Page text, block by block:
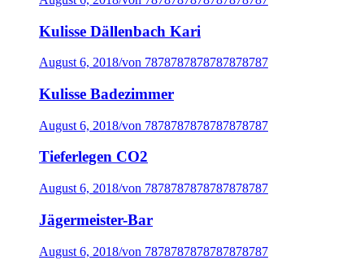
Kulisse Dällenbach Kari
August 6, 2018/von 7878787878787878787
Kulisse Badezimmer
August 6, 2018/von 7878787878787878787
Tieferlegen CO2
August 6, 2018/von 7878787878787878787
Jägermeister-Bar
August 6, 2018/von 7878787878787878787